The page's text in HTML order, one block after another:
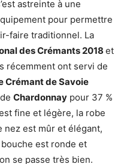
astreinte à une
pour permettre
faire traditionnel. La
des Crémants 2018 et
récemment ont servi de
Crémant de Savoie
Chardonnay pour 37 %
fine et légère, la robe
est mûr et élégant,
bouche est ronde et
se passe très bien.